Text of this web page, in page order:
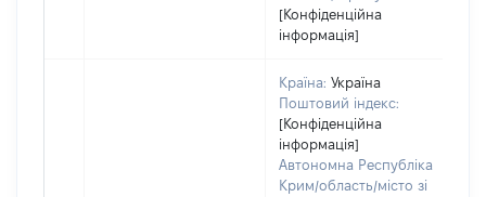
[Конфіденційна
інформація]
Країна: Україна
Поштовий індекс:
[Конфіденційна
інформація]
Автономна Республіка
Крим/область/місто зі